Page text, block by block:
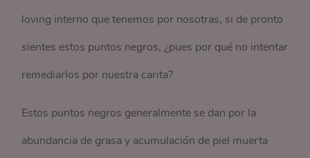
loving interno que tenemos por nosotras, si de pronto
sientes estos puntos negros, ¿pues por qué no intentar
remediarlos por nuestra carita?
Estos puntos negros generalmente se dan por la
abundancia de grasa y acumulación de piel muerta